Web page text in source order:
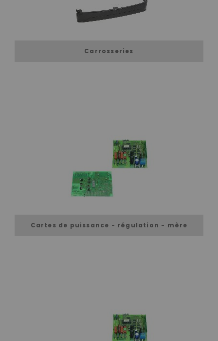
Carrosseries
Cartes de puissance - régulation - mère